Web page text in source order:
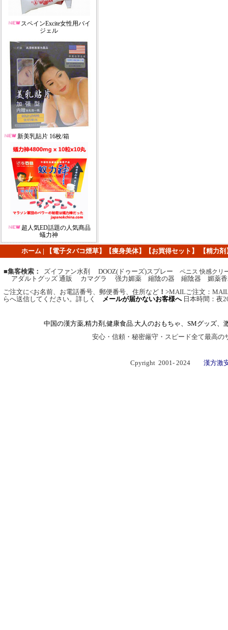
スペインExcite女性用バイ
ジェル
新美乳貼片 16枚/箱
超人気ED話題の人気商品
蟻力神
ホーム | 【電子タバコ煙草】 【痩身美体】 【お買得セット 】 【精力剤
■集客検索： ズイファン水剤 DOOZ(ドゥーズ)スプレーペニス 快感ク
アダルトグッズ 通販 カマグラ 强力媚薬 縮陰の器 縮陰器 媚薬
ご注文に<お名前、お電話番号、郵便番号、住所など ！ >MAILご注文 ：
らへ送信してください。 詳しく メールが届かないお客様へ日本時間：夜
中国の漢方薬,精力剤,健康食品.大人のおもちゃ、SMグッズ、
安心・信頼・秘密厳守・スピード全て最高
Cpyright 2001- 2024 漢方激